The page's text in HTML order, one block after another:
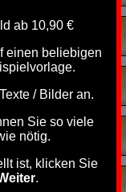
ab 10,90 €
einen beliebigen
/ Bilder an.
Sie so viele
nötig.
ist, klicken Sie
.